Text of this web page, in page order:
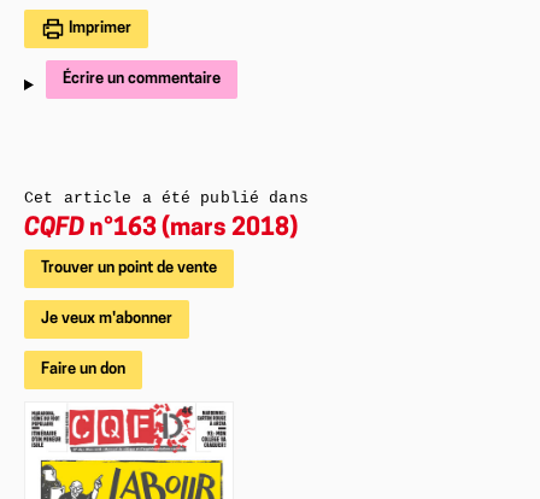
Imprimer
Écrire un commentaire
Cet article a été publié dans
CQFD n°163 (mars 2018)
Trouver un point de vente
Je veux m'abonner
Faire un don